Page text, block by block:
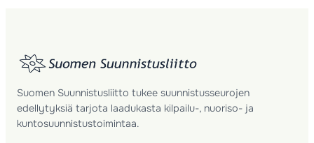
Suomen Suunnistusliitto tukee suunnistusseurojen
edellytyksiä tarjota laadukasta kilpailu-, nuoriso- ja
kuntosuunnistustoimintaa.